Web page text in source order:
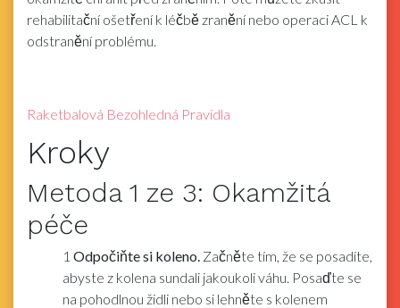
rehabilitační ošetření k léčbě zranění nebo operaci ACL k
odstranění problému.
Raketbalová Bezohledná Pravidla
Kroky
Metoda 1 ze 3: Okamžitá
péče
1 Odpočiňte si koleno. Začněte tím, že se posadíte,
abyste z kolena sundali jakoukoli váhu. Posaďte se
na pohodlnou židli nebo si lehněte s kolenem